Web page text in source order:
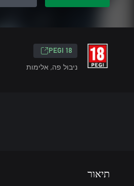
PEGI 18
ניבול פה, אלימות
תיאור